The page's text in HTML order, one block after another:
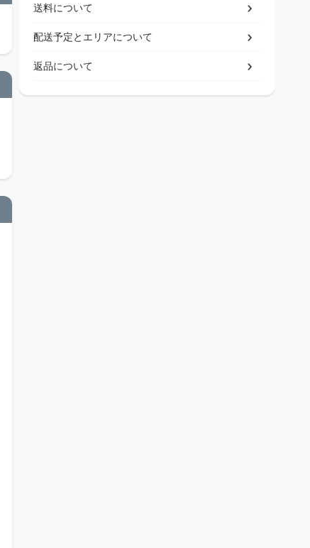
送料について
配送予定とエリアについて
返品について